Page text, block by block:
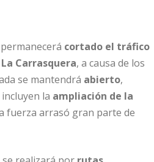
cortado el tráfico
Carrasquera, a causa de los
se mantendrá abierto,
la ampliación de la
fuerza arrasó gran parte de